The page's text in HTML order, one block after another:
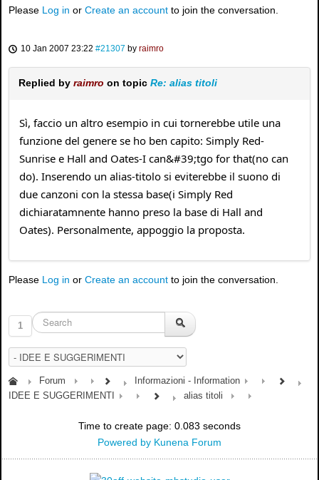
Please Log in or Create an account to join the conversation.
10 Jan 2007 23:22 #21307 by raimro
Replied by raimro on topic Re: alias titoli
Sì, faccio un altro esempio in cui tornerebbe utile una
funzione del genere se ho ben capito: Simply Red-
Sunrise e Hall and Oates-I can&#39;tgo for that(no can
do). Inserendo un alias-titolo si eviterebbe il suono di
due canzoni con la stessa base(i Simply Red
dichiaratamnente hanno preso la base di Hall and
Oates). Personalmente, appoggio la proposta.
Please Log in or Create an account to join the conversation.
1
Forum
Informazioni - Information
IDEE E SUGGERIMENTI
alias titoli
Time to create page: 0.083 seconds
Powered by Kunena Forum